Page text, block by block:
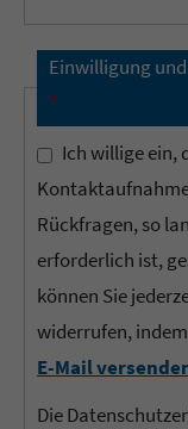
Einwilligung
*
Ich willige ein,
Rückfragen, so
erforderlich ist,
können Sie
widerrufen,
E-Mail
Die